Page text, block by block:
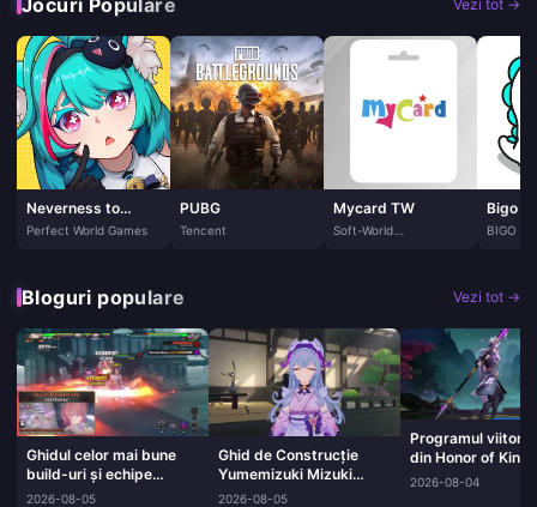
Jocuri Populare Vezi tot →
Neverness to
Everness
Perfect World Games
PUBG
Tencent
Mycard TW
Soft-World
Bigo
BIGO
Bloguri populare Vezi tot →
Ghidul celor mai bune
build-uri și echipe
pentru Remielle | August
2026-08-05
Ghid de Construcție
Yumemizuki Mizuki
Stellar Swirl | August
2026-08-05
Programul
din Honor of
August 2026
2026-08-04